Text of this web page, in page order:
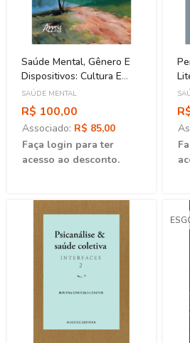
Saúde Mental, Gênero E
Dispositivos: Cultura E
Processos De
Subjetivação
SAÚDE MENTAL
R$ 100,00
Associado: R$ 85,00
Faça login para ter
acesso ao desconto.